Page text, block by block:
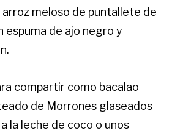
meloso de puntallete de
espuma de ajo negro y
compartir como bacalao
de Morrones glaseados
la leche de coco o unos